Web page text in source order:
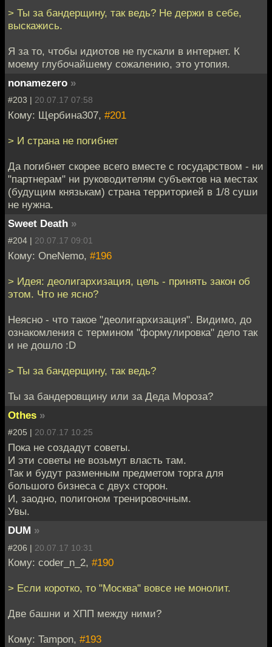
> Ты за бандерщину, так ведь? Не держи в себе,
выскажись.
Я за то, чтобы идиотов не пускали в интернет. К
моему глубочайшему сожалению, это утопия.
nonamezero »
#203 | 20.07.17 07:58
Кому: Щербина307, #201
> И страна не погибнет
Да погибнет скорее всего вместе с государством - ни
"партнерам" ни руководителям субъектов на местах
(будущим князькам) страна территорией в 1/8 суши
не нужна.
Sweet Death »
#204 | 20.07.17 09:01
Кому: OneNemo, #196
> Идея: деолигархизация, цель - принять закон об
этом. Что не ясно?
Неясно - что такое "деолигархизация". Видимо, до
ознакомления с термином "формулировка" дело так
и не дошло :D
> Ты за бандерщину, так ведь?
Ты за бандеровщину или за Деда Мороза?
Othes »
#205 | 20.07.17 10:25
Пока не создадут советы.
И эти советы не возьмут власть там.
Так и будут разменным предметом торга для
большого бизнеса с двух сторон.
И, заодно, полигоном тренировочным.
Увы.
DUM »
#206 | 20.07.17 10:31
Кому: coder_n_2, #190
> Если коротко, то "Москва" вовсе не монолит.
Две башни и ХПП между ними?
Кому: Tampon, #193